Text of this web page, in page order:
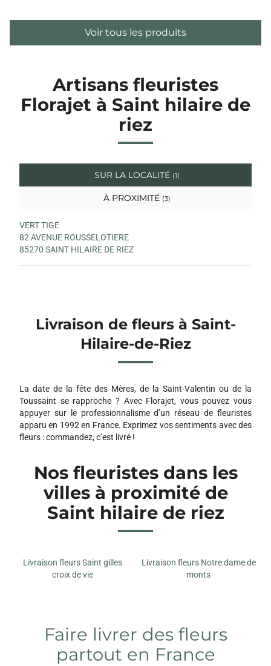
Voir tous les produits
Artisans fleuristes
Florajet à Saint hilaire de
riez
SUR LA LOCALITÉ (1)
À PROXIMITÉ (3)
VERT TIGE
82 AVENUE ROUSSELOTIERE
85270 SAINT HILAIRE DE RIEZ
Livraison de fleurs à Saint-
Hilaire-de-Riez
La date de la fête des Mères, de la Saint-Valentin ou de la
Toussaint se rapproche ? Avec Florajet, vous pouvez vous
appuyer sur le professionnalisme d’un réseau de fleuristes
apparu en 1992 en France. Exprimez vos sentiments avec des
fleurs : commandez, c’est livré !
Nos fleuristes dans les
villes à proximité de
Saint hilaire de riez
Livraison fleurs Saint gilles
croix de vie
Livraison fleurs Notre dame de
monts
Faire livrer des fleurs
partout en France